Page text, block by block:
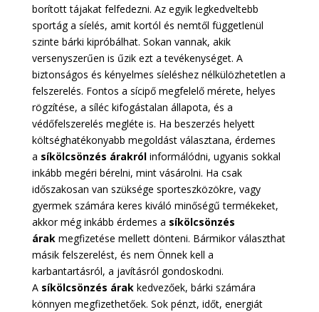
borított tájakat felfedezni. Az egyik legkedveltebb
sportág a síelés, amit kortól és nemtől függetlenül
szinte bárki kipróbálhat. Sokan vannak, akik
versenyszerűen is űzik ezt a tevékenységet. A
biztonságos és kényelmes síeléshez nélkülözhetetlen a
felszerelés. Fontos a sícipő megfelelő mérete, helyes
rögzítése, a síléc kifogástalan állapota, és a
védőfelszerelés megléte is. Ha beszerzés helyett
költséghatékonyabb megoldást választana, érdemes
a síkölcsönzés árakrólinformálódni, ugyanis sokkal
inkább megéri bérelni, mint vásárolni. Ha csak
időszakosan van szüksége sporteszközökre, vagy
gyermek számára keres kiváló minőségű termékeket,
akkor még inkább érdemes a síkölcsönzés
árakmegfizetése mellett dönteni. Bármikor választhat
másik felszerelést, és nem Önnek kell a
karbantartásról, a javításról gondoskodni.
A síkölcsönzés árakkedvezőek, bárki számára
könnyen megfizethetőek. Sok pénzt, időt, energiát